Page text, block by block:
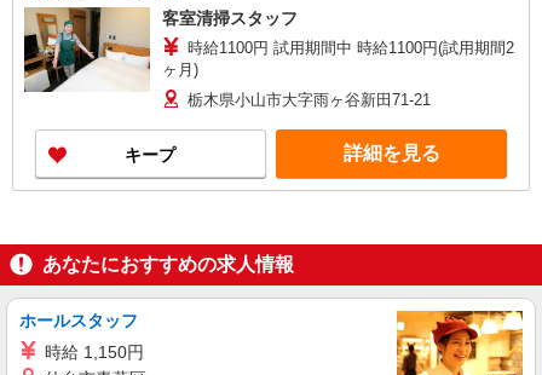
客室清掃スタッフ
時給1100円 試用期間中 時給1100円(試用期間2
ヶ月)
栃木県小山市大字雨ヶ谷新田71-21
キープ 詳細を見る
あなたにおすすめの求人情報
ホールスタッフ
時給 1,150円